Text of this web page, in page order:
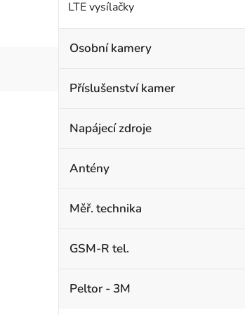
LTE vysílačky
Osobní kamery
Příslušenství kamer
Napájecí zdroje
Antény
Měř. technika
GSM-R tel.
Peltor - 3M